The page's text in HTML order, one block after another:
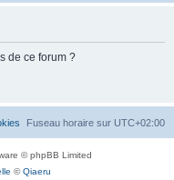
de ce forum ?
Fuseau horaire sur UTC+02:00
© phpBB Limited
©Qiaeru